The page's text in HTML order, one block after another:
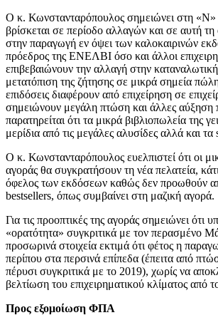
Ο κ. Κωνστανταρόπουλος σημειώνει στη «Ν»
βρίσκεται σε περίοδο αλλαγών και σε αυτή
στην παραγωγή εν όψει των καλοκαιρινών
πρόεδρος της ΕΝΕΛΒΙ όσο και άλλοι
επιβεβαιώνουν την αλλαγή στην
μετατόπιση της ζήτησης σε μικρά σημεία
επιδόσεις διαφέρουν από επιχείρηση σε
σημειώνουν μεγάλη πτώση και άλλες
παρατηρείται ότι τα μικρά βιβλιοπωλεία της
μερίδια από τις μεγάλες αλυσίδες αλλά και
Ο κ. Κωνστανταρόπουλος ευελπιστεί ότι οι
αγοράς θα συγκρατήσουν τη νέα πελατεία,
όφελος των εκδόσεων καθώς δεν προωθούν
bestsellers, όπως συμβαίνει στη μαζική αγορά.
Για τις προοπτικές της αγοράς σημειώνει ότι
«ορατότητα» συγκριτικά με τον περασμένο
προσωρινά στοιχεία εκτιμά ότι φέτος η
περίπου στα περσινά επίπεδα (έπειτα από
πέρυσι συγκριτικά με το 2019), χωρίς να
βελτίωση του επιχειρηματικού κλίματος από
Προς εξομοίωση ΦΠΑ